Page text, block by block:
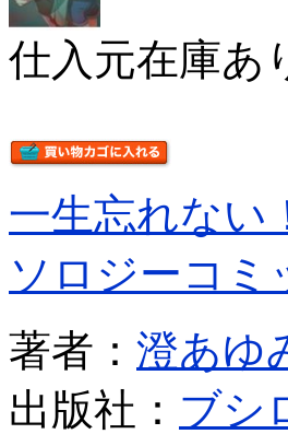
仕入元在庫あ
一生忘れな
ソロジーコミ
著者： 澄あゆ
出版社： ブシ